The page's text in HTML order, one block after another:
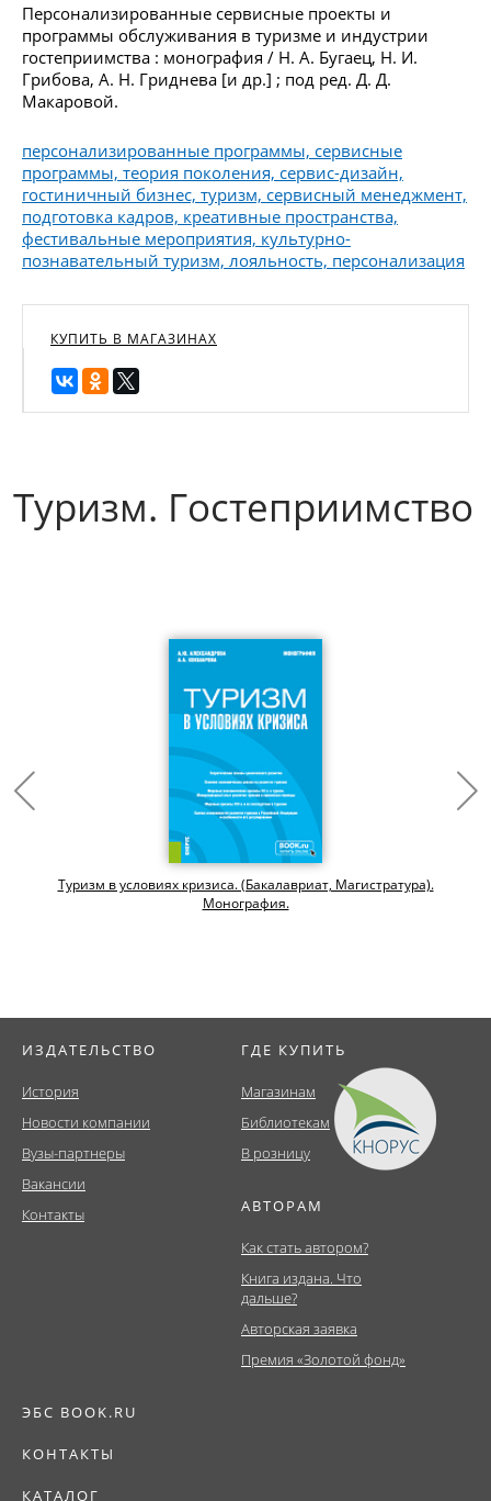
Персонализированные сервисные проекты и
программы обслуживания в туризме и индустрии
гостеприимства : монография / Н. А. Бугаец, Н. И.
Грибова, А. Н. Гриднева [и др.] ; под ред. Д. Д.
Макаровой.
персонализированные программы, сервисные
программы, теория поколения, сервис-дизайн,
гостиничный бизнес, туризм, сервисный менеджмент,
подготовка кадров, креативные пространства,
фестивальные мероприятия, культурно-
познавательный туризм, лояльность, персонализация
КУПИТЬ В МАГАЗИНАХ
Туризм. Гостеприимство
Туризм в условиях кризиса. (Бакалавриат, Магистратура).
Монография.
ИЗДАТЕЛЬСТВО
История
Новости компании
Вузы-партнеры
Вакансии
Контакты
ГДЕ КУПИТЬ
Магазинам
Библиотекам
В розницу
АВТОРАМ
Как стать автором?
Книга издана. Что
дальше?
Авторская заявка
Премия «Золотой фонд»
ЭБС BOOK.RU
КОНТАКТЫ
КАТАЛОГ